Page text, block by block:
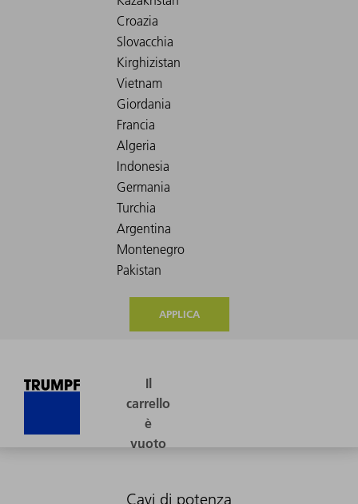
APPLICA
Cavi di potenza